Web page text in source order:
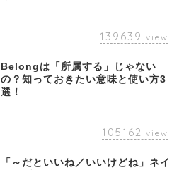
139639 view
Belongは「所属する」じゃない
の？知っておきたい意味と使い方3
選！
105162 view
「～だといいね／いいけどね」ネイ